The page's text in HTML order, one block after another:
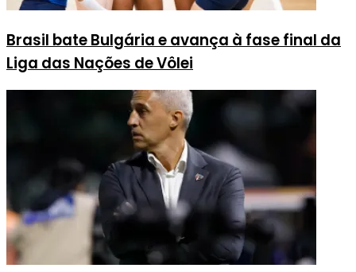
Brasil bate Bulgária e avança à fase final da
Liga das Nações de Vôlei